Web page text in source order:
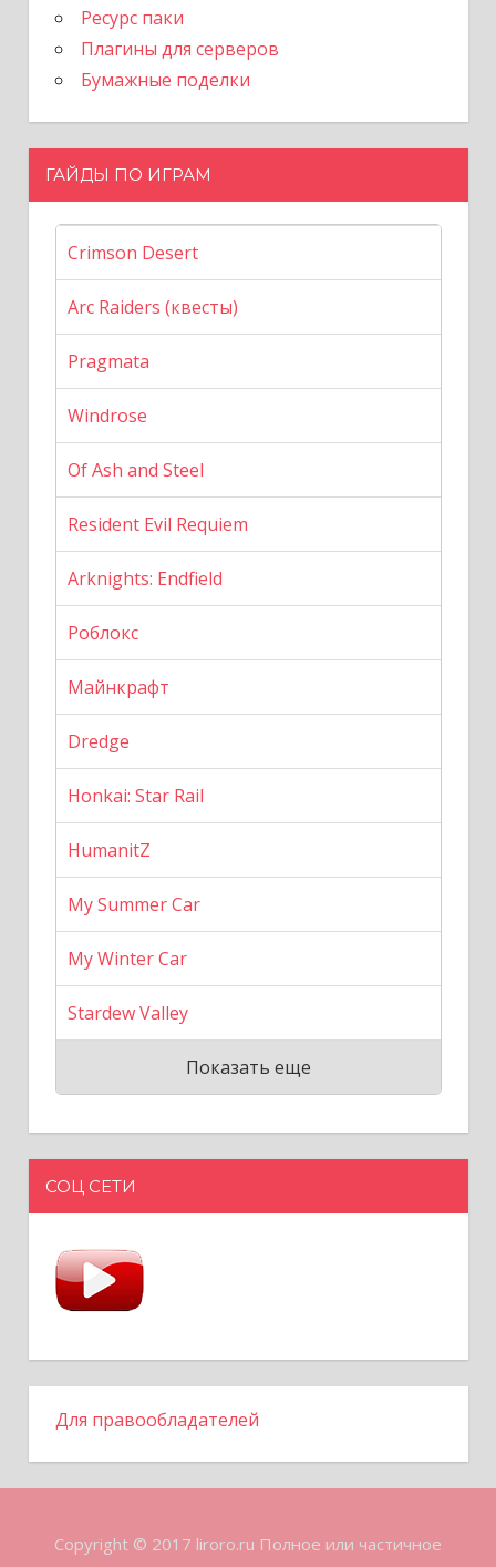
Ресурс паки
Плагины для серверов
Бумажные поделки
ГАЙДЫ ПО ИГРАМ
Crimson Desert
Arc Raiders (квесты)
Pragmata
Windrose
Of Ash and Steel
Resident Evil Requiem
Arknights: Endfield
Роблокс
Майнкрафт
Dredge
Honkai: Star Rail
HumanitZ
My Summer Car
My Winter Car
Stardew Valley
Показать еще
СОЦ СЕТИ
Для правообладателей
Copyright © 2017 liroro.ru Полное или частичное